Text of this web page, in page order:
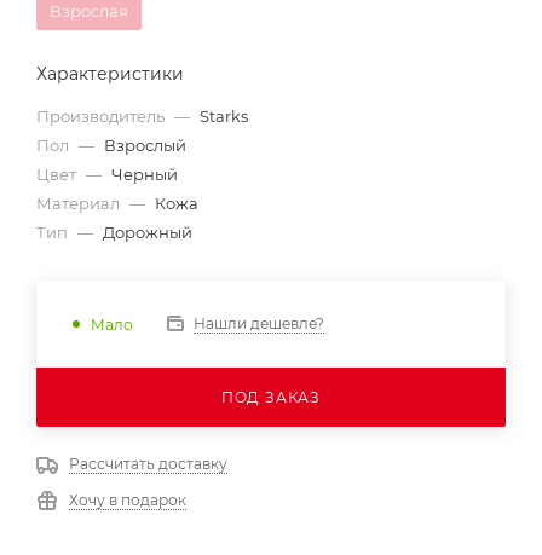
Взрослая
Характеристики
Производитель — Starks
Пол — Взрослый
Цвет — Черный
Материал — Кожа
Тип — Дорожный
Мало Нашли дешевле?
ПОД ЗАКАЗ
Рассчитать доставку
Хочу в подарок